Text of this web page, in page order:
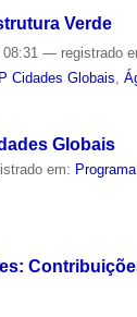
Verde
08:31— registrado
Cidades Globais ,
Globais
em: